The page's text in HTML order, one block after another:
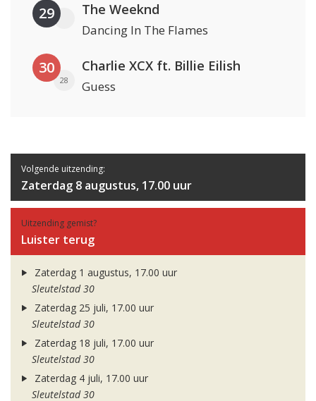
29 The Weeknd
Dancing In The Flames
30
28
Charlie XCX ft. Billie Eilish
Guess
Volgende uitzending:
Zaterdag 8 augustus, 17.00 uur
Uitzending gemist?
Luister terug
Zaterdag 1 augustus, 17.00 uur
Sleutelstad 30
Zaterdag 25 juli, 17.00 uur
Sleutelstad 30
Zaterdag 18 juli, 17.00 uur
Sleutelstad 30
Zaterdag 4 juli, 17.00 uur
Sleutelstad 30